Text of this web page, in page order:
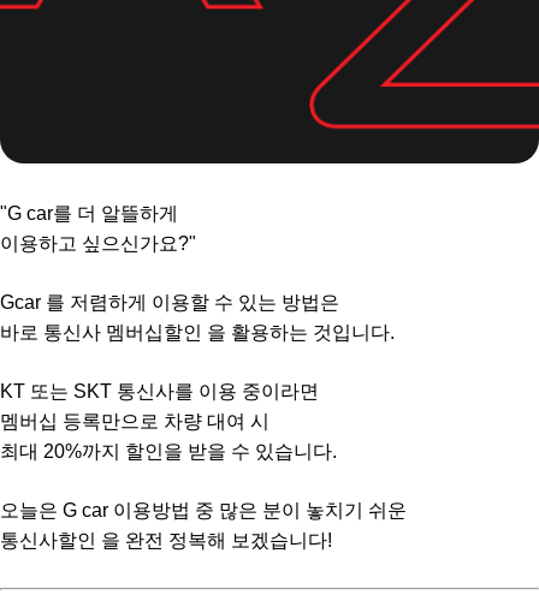
"G car를 더 알뜰하게
이용하고 싶으신가요?"
Gcar 를 저렴하게 이용할 수 있는 방법은
바로 통신사 멤버십할인 을 활용하는 것입니다.
KT 또는 SKT 통신사를 이용 중이라면
멤버십 등록만으로 차량 대여 시
최대 20%까지 할인을 받을 수 있습니다.
오늘은 G car 이용방법 중 많은 분이 놓치기 쉬운
통신사할인 을 완전 정복해 보겠습니다!